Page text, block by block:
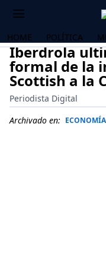
HOME POLÍTICA
Iberdrola
formal de la
Scottish a la
Periodista Digital
Archivado en: ECONOMÍA